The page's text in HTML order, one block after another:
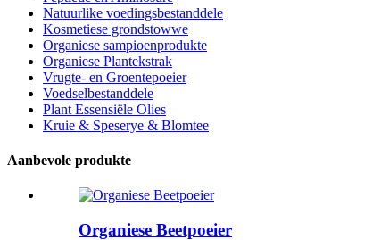
Natuurlike voedingsbestanddele
Kosmetiese grondstowwe
Organiese sampioenprodukte
Organiese Plantekstrak
Vrugte- en Groentepoeier
Voedselbestanddele
Plant Essensiële Olies
Kruie & Speserye & Blomtee
Aanbevole produkte
Organiese Beetpoeier